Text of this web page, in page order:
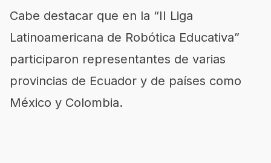
Cabe destacar que en la “II Liga
Latinoamericana de Robótica Educativa”
participaron representantes de varias
provincias de Ecuador y de países como
México y Colombia.